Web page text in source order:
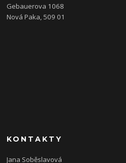
Gebauerova 1068
Nová Paka, 509 01
KONTAKTY
Jana Soběslavová